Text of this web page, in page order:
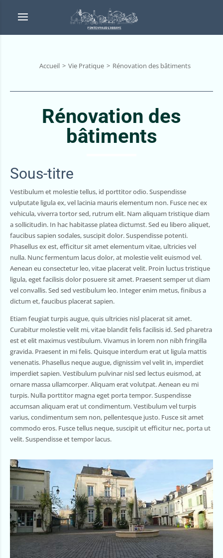
Accueil Vie Pratique Rénovation des bâtiments
Rénovation des
bâtiments
Sous-titre
Vestibulum et molestie tellus, id porttitor odio. Suspendisse
vulputate ligula ex, vel lacinia mauris elementum non. Fusce nec ex
vehicula, viverra tortor sed, rutrum elit. Nam aliquam tristique diam
a sollicitudin. In hac habitasse platea dictumst. Sed eu libero aliquet,
faucibus sapien sodales, suscipit dolor. Suspendisse potenti.
Phasellus ex est, efficitur sit amet elementum vitae, ultricies vel
nulla. Nunc fermentum lacus dolor, at molestie velit euismod vel.
Aenean eu consectetur leo, vitae placerat velit. Proin luctus tristique
ligula, eget facilisis dolor posuere sit amet. Praesent semper ut diam
vel convallis. Sed sed vestibulum leo. Integer enim metus, finibus a
dictum et, faucibus placerat sapien.
Etiam feugiat turpis augue, quis ultricies nisl placerat sit amet.
Curabitur molestie velit mi, vitae blandit felis facilisis id. Sed pharetra
est et elit maximus vestibulum. Vivamus in lorem non nibh fringilla
gravida. Praesent in mi felis. Quisque interdum erat ut ligula mattis
venenatis. Phasellus neque augue, dignissim vel velit in, imperdiet
imperdiet sapien. Vestibulum pulvinar nisl sed lectus euismod, at
ornare massa ullamcorper. Aliquam erat volutpat. Aenean eu mi
turpis. Nulla porttitor magna eget porta tempor. Suspendisse
accumsan aliquam erat ut condimentum. Vestibulum vel turpis
varius, condimentum sem non, pellentesque justo. Fusce sit amet
commodo eros. Fusce tellus neque, suscipit ut efficitur nec, porta ut
velit. Suspendisse et tempor lacus.